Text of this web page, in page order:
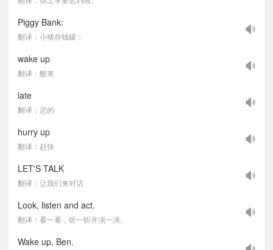
Piggy Bank:
翻译：小猪存钱罐：
wake up
翻译：醒来
late
翻译：迟的
hurry up
翻译：赶快
LET'S TALK
翻译：让我们来对话
Look, listen and act.
翻译：看一看，听一听并演一演。
Wake up, Ben.